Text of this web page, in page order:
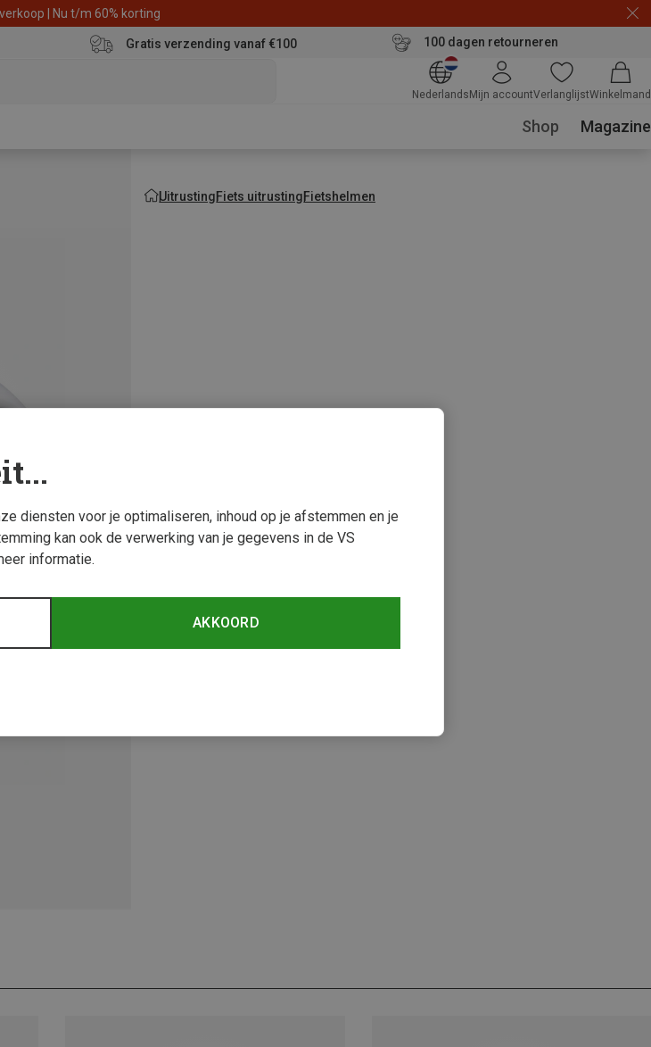
| Nu t/m 60% korting
Gratis verzending vanaf €100 100 dagen retourneren
Nederlands Mijn accountVerlanglijstWinkelmand
Shop Magazine
UitrustingFiets uitrustingFietshelmen
diensten voor je optimaliseren, inhoud op je afstemmen en je
kan ook de verwerking van je gegevens in de VS
informatie.
AKKOORD